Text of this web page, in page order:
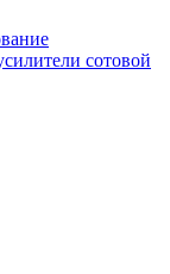
сотовой